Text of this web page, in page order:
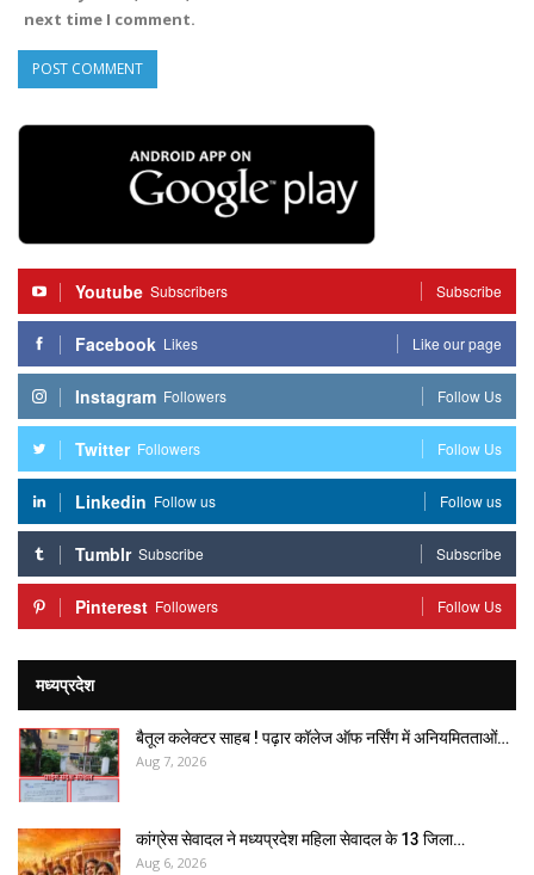
next time I comment.
Youtube Subscribers Subscribe
Facebook Likes Like our page
Instagram Followers Follow Us
Twitter Followers Follow Us
Linkedin Follow us Follow us
Tumblr Subscribe Subscribe
Pinterest Followers Follow Us
मध्यप्रदेश
बैतूल कलेक्टर साहब ! पढ़ार कॉलेज ऑफ नर्सिंग में अनियमितताओं…
Aug 7, 2026
कांग्रेस सेवादल ने मध्यप्रदेश महिला सेवादल के 13 जिला…
Aug 6, 2026